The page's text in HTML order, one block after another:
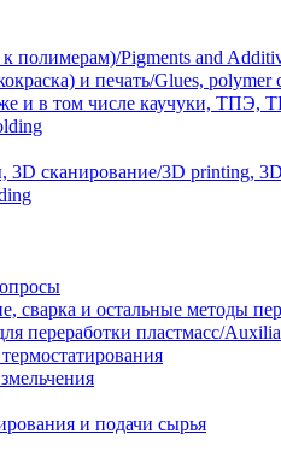
Pigments and
и печать/Glues, polymer
и в том числе каучуки, ТПЭ,
сканирование/3D printing,
и остальные методы
переработки пластмасс/
и подачи сырья